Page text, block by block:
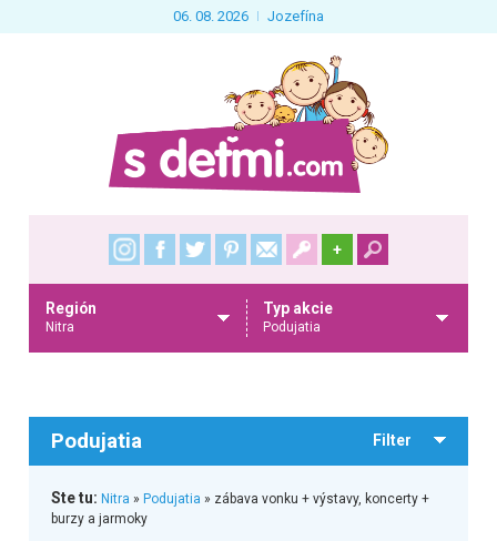
06. 08. 2026 Jozefína
+
Región
Nitra
Typ akcie
Podujatia
Podujatia Filter
Ste tu: Nitra » Podujatia » zábava vonku + výstavy, koncerty +
burzy a jarmoky